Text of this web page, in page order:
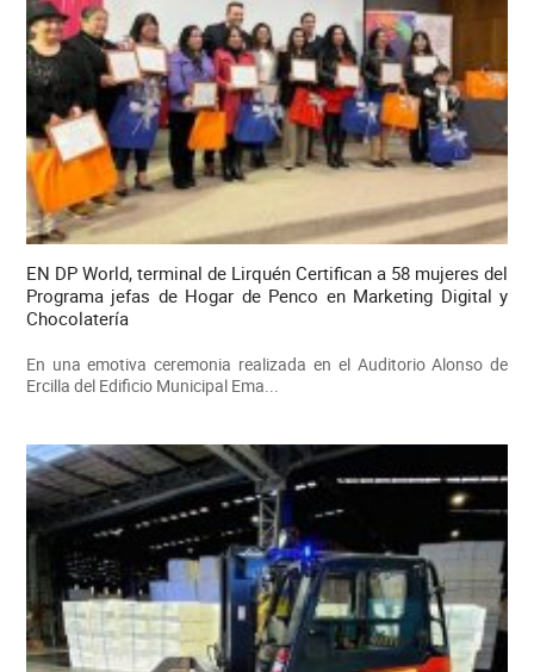
EN DP World, terminal de Lirquén Certifican a 58 mujeres del
Programa jefas de Hogar de Penco en Marketing Digital y
Chocolatería
En una emotiva ceremonia realizada en el Auditorio Alonso de
Ercilla del Edificio Municipal Ema...